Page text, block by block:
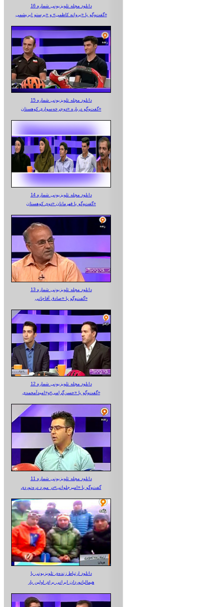
دانلود مجله تلویزیونی شماره 16
گفت‌وگو با «پروانه کاظمی» و «پرستو‌ ابریشمی»
دانلود مجله تلویزیونی شماره 15
گفت‌وگو درباره «دوچرخه‌سواری کوهستان»
دانلود مجله تلویزیونی شماره 14
گفت‌وگو با قهرمانان «دوی کوهستان»
دانلود مجله تلویزیونی شماره 13
گفت‌وگو با «صادق آقاجانی»
دانلود مجله تلویزیونی شماره 12
گفت‌وگو با «حسن‌گرامی»و«امیدآمحمدی»
دانلود مجله تلویزیونی شماره 11
گفت‌وگو با «امیرجلوانی»در مورد دره‌نوردی
دانلود ارتباط زنده‌ی تلویزیونی‌ با
هیمالیانوردان ایرانی برای اولین بار